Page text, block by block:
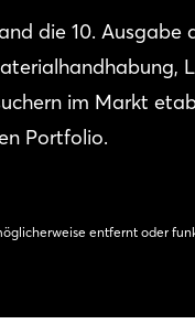
die 10.
im Markt
Portfolio.
entfernt oder